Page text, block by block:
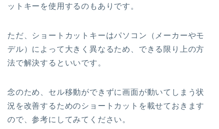
ットキーを使用するのもありです。
ただ、ショートカットキーはパソコン（メーカーやモ
デル）によって大きく異なるため、できる限り上の方
法で解決するといいです。
念のため、セル移動ができずに画面が動いてしまう状
況を改善するためのショートカットを載せておきます
ので、参考にしてみてください。